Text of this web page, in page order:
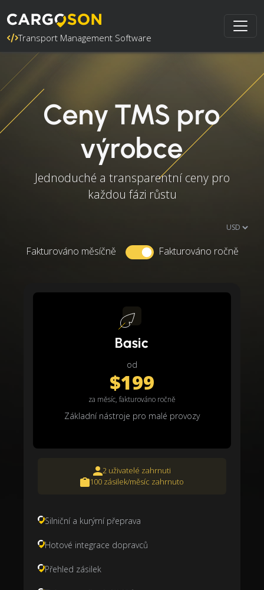
Transport Management Software
Ceny TMS pro
výrobce
Jednoduché a transparentní ceny pro
každou fázi růstu
Fakturováno měsíčně Fakturováno ročně
Basic
od
$199
za měsíc, fakturováno ročně
Základní nástroje pro malé provozy
2 uživatelé zahrnuti
100 zásilek/měsíc zahrnuto
Silniční a kurýrní přeprava
Hotové integrace dopravců
Přehled zásilek